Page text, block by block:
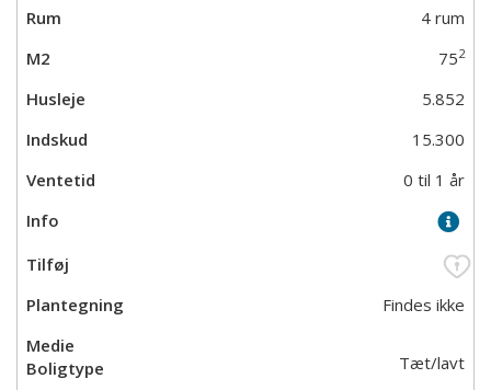
4 rum
752
5.852
15.300
0 til 1 år
Findes ikke
Tæt/lavt